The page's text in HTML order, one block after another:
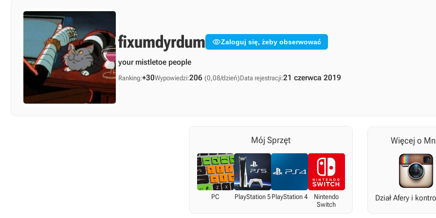
fixumdyrdum Zaloguj się, żeby obserwować
your mistletoe people
Ranking:+30Wypowiedzi:206 (0,08/dzień)Data rejestracji:21 czerwca 2019
Mój Sprzęt
PC PlayStation 5 PlayStation 4
Nintendo
Switch
Więcej o
Dział Afery i